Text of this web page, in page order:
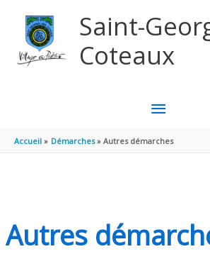
Saint-
Coteaux
MENU
Accueil Démarches Autres démarches
Autres